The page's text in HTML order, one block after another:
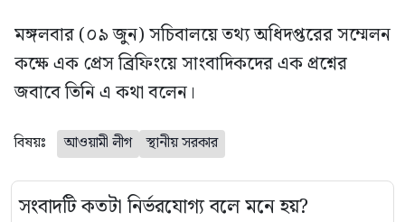
মঙ্গলবার (০৯ জুন) সচিবালয়ে তথ্য অধিদপ্তরের সম্মেলন
কক্ষে এক প্রেস ব্রিফিংয়ে সাংবাদিকদের এক প্রশ্নের
জবাবে তিনি এ কথা বলেন।
বিষয়ঃ আওয়ামী লীগ স্থানীয় সরকার
সংবাদটি কতটা নির্ভরযোগ্য বলে মনে হয়?